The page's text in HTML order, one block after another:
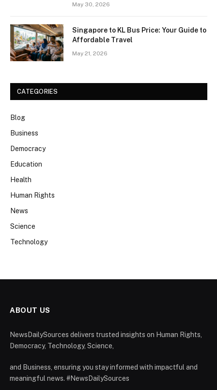
May 30, 2026
Singapore to KL Bus Price: Your Guide to
Affordable Travel
May 21, 2026
CATEGORIES
Blog
Business
Democracy
Education
Health
Human Rights
News
Science
Technology
ABOUT US
NewsDailySources delivers trusted insights on Human Rights,
Democracy, Technology, Science,
and Business, ensuring you stay informed with impactful and
meaningful news. #NewsDailySources